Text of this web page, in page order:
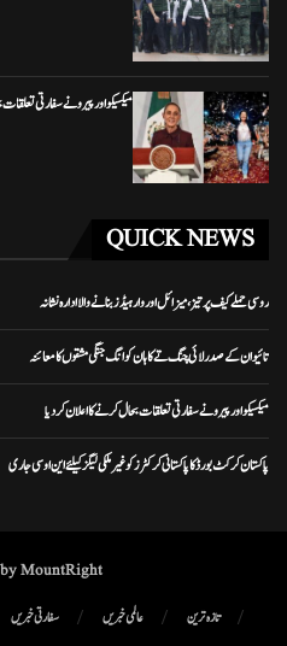
میکسیکو اور پیرو نے سفارتی
QUICK NEWS
روسی حملے کیف پر تیز، میزائل اور وار ہیڈز بنانے والا ادارہ نشانہ
تائیوان کے صدر لائی چنگ تے کا ہان کوانگ جنگی مشقوں کا معائنہ
میکسیکو اور پیرو نے سفارتی تعلقات بحال کرنے کا اعلان کر دیا
پاکستان کرکٹ بورڈ کا پاکستانی کرکٹرز کو غیر ملکی لیگز کیلئے این او سی جاری
MountRight
تازہ ترین عالمی خبریں سفارتی خبریں